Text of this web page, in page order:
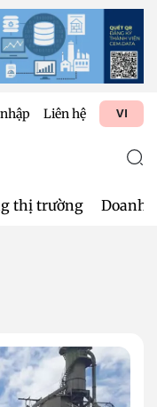
Liên hệ VI
thị trường Doanh